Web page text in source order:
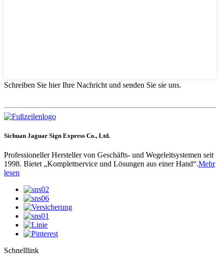
Schreiben Sie hier Ihre Nachricht und senden Sie sie uns.
Sichuan Jaguar Sign Express Co., Ltd.
Professioneller Hersteller von Geschäfts- und Wegeleitsystemen seit
1998. Bietet „Komplettservice und Lösungen aus einer Hand“.Mehr
lesen
Schnelllink